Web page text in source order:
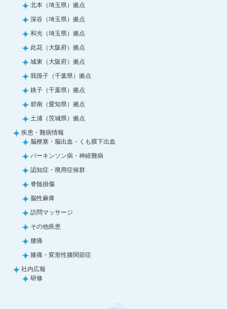
北本（埼玉県）拠点
深谷（埼玉県）拠点
和光（埼玉県）拠点
此花（大阪府）拠点
城東（大阪府）拠点
我孫子（千葉県）拠点
銚子（千葉県）拠点
碧南（愛知県）拠点
土浦（茨城県）拠点
疾患・難病情報
脳梗塞・脳出血・くも膜下出血
パーキンソン病・神経難病
認知症・廃用症候群
脊髄損傷
脳性麻痺
訪問マッサージ
その他疾患
腰痛
膝痛・変形性膝関節症
社内広報
研修